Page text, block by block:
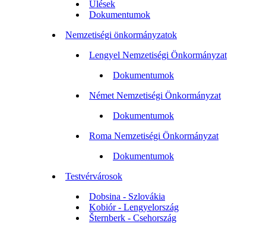
Ülések
Dokumentumok
Nemzetiségi önkormányzatok
Lengyel Nemzetiségi Önkormányzat
Dokumentumok
Német Nemzetiségi Önkormányzat
Dokumentumok
Roma Nemzetiségi Önkormányzat
Dokumentumok
Testvérvárosok
Dobsina - Szlovákia
Kobiór - Lengyelország
Šternberk - Csehország